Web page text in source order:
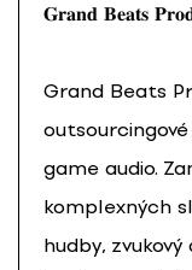
𝐆𝐫𝐚𝐧𝐝 𝐁𝐞𝐚𝐭𝐬
Grand Beats
game audio.
komplexných
hudby, zvukový